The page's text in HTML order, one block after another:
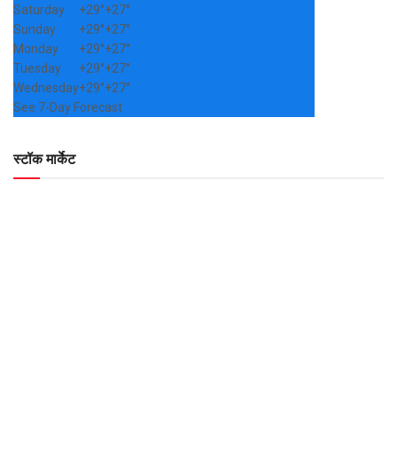
Saturday
+29°+27°
Sunday
+29°+27°
Monday
+29°+27°
Tuesday
+29°+27°
Wednesday+29°+27°
See 7-Day Forecast
स्टॉक मार्केट